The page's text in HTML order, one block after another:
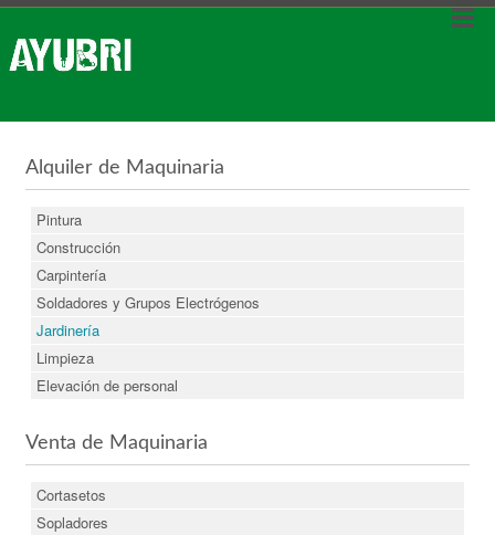
Alquiler de Maquinaria
Pintura
Construcción
Carpintería
Soldadores y Grupos Electrógenos
Jardinería
Limpieza
Elevación de personal
Venta de Maquinaria
Cortasetos
Sopladores